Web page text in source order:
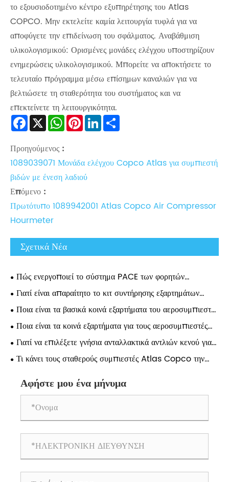
το εξουσιοδοτημένο κέντρο εξυπηρέτησης του Atlas
COPCO. Μην εκτελείτε καμία λειτουργία τυφλά για να
αποφύγετε την επιδείνωση του σφάλματος. Αναβάθμιση
υλικολογισμικού: Ορισμένες μονάδες ελέγχου υποστηρίζουν
ενημερώσεις υλικολογισμικού. Μπορείτε να αποκτήσετε το
τελευταίο πρόγραμμα μέσω επίσημων καναλιών για να
βελτιώσετε τη σταθερότητα του συστήματος και να
επεκτείνετε τη λειτουργικότητα.
Facebook
X WhatsApp
Pinterest
LinkedIn
Προηγούμενος :
1089039071 Μονάδα ελέγχου Copco Atlas για συμπιεστή
βιδών με ένεση λαδιού
Επόμενο :
Πρωτότυπο 1089942001 Atlas Copco Air Compressor
Hourmeter
Σχετικά Νέα
Πώς ενεργοποιεί το σύστημα PACE των φορητών
συμπιεστών Atlas Copco τις ρυθμίσεις πίεσης 0,1 Bar;
Γιατί είναι απαραίτητο το κιτ συντήρησης εξαρτημάτων
αεροσυμπιεστή Atlas για τη μακροπρόθεσμη απόδοση του
συμπιεστή;
Ποια είναι τα βασικά κοινά εξαρτήματα του αεροσυμπιεστή
Atlas και γιατί έχουν σημασία;
Ποια είναι τα κοινά εξαρτήματα για τους αεροσυμπιεστές
Atlas;
Γιατί να επιλέξετε γνήσια ανταλλακτικά αντλιών κενού για
μακροπρόθεσμη απόδοση;
Τι κάνει τους σταθερούς συμπιεστές Atlas Copco την
Αφήστε μου ένα μήνυμα